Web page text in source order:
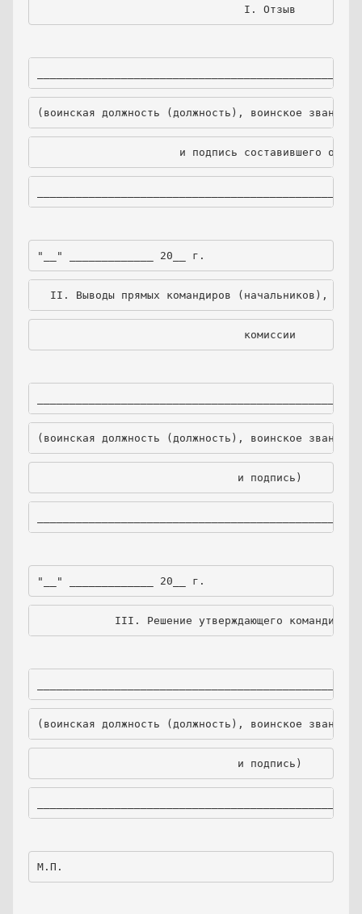
I. Отзыв
(воинская должность (должность), воинское звание,
и подпись составившего
"__" _____________ 20__ г.
II. Выводы прямых командиров (начальников),
                                комиссии
(воинская должность (должность), воинское звание,
                               и подпись)
"__" _____________ 20__ г.
III. Решение утверждающего командира
(воинская должность (должность), воинское звание,
                               и подпись)
М.П.